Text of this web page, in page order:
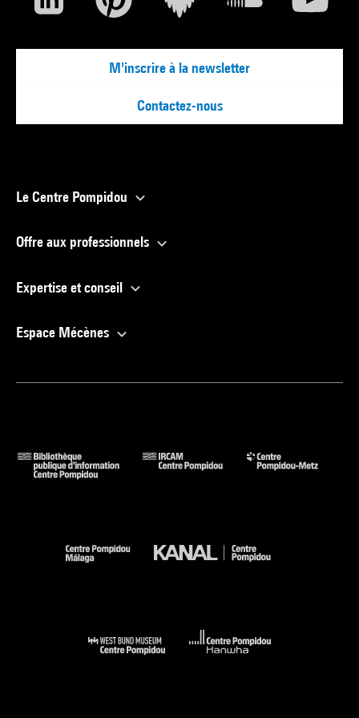
M'inscrire à la newsletter
Contactez-nous
Le Centre Pompidou
Offre aux professionnels
Expertise et conseil
Espace Mécènes